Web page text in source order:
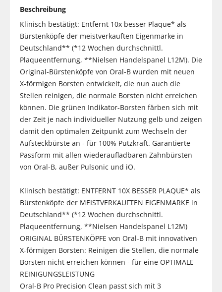
Beschreibung
Klinisch bestätigt: Entfernt 10x besser Plaque* als
Bürstenköpfe der meistverkauften Eigenmarke in
Deutschland** (*12 Wochen durchschnittl.
Plaqueentfernung, **Nielsen Handelspanel L12M). Die
Original-Bürstenköpfe von Oral-B wurden mit neuen
X-förmigen Borsten entwickelt, die nun auch die
Stellen reinigen, die normale Borsten nicht erreichen
können. Die grünen Indikator-Borsten färben sich mit
der Zeit je nach individueller Nutzung gelb und zeigen
damit den optimalen Zeitpunkt zum Wechseln der
Aufsteckbürste an - für 100% Putzkraft. Garantierte
Passform mit allen wiederaufladbaren Zahnbürsten
von Oral-B, außer Pulsonic und iO.
Klinisch bestätigt: ENTFERNT 10X BESSER PLAQUE* als
Bürstenköpfe der MEISTVERKAUFTEN EIGENMARKE in
Deutschland** (*12 Wochen durchschnittl.
Plaqueentfernung, **Nielsen Handelspanel L12M)
ORIGINAL BÜRSTENKÖPFE von Oral-B mit innovativen
X-förmigen Borsten: Reinigen die Stellen, die normale
Borsten nicht erreichen können - für eine OPTIMALE
REINIGUNGSLEISTUNG
Oral-B Pro Precision Clean passt sich mit 3